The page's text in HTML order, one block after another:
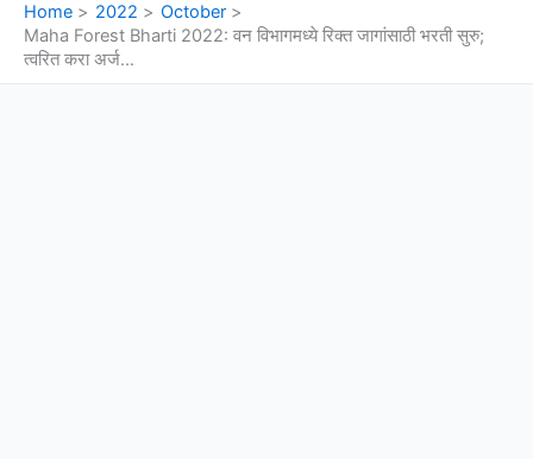
Home 2022
October
Maha Forest Bharti 2022: वन विभागमध्ये रिक्त जागांसाठी भरती सुरु;
त्वरित करा अर्ज…